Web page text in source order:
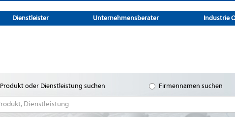
Dienstleister Unternehmensberater Industrie
Produkt oder Dienstleistung suchen Firmennamen suchen